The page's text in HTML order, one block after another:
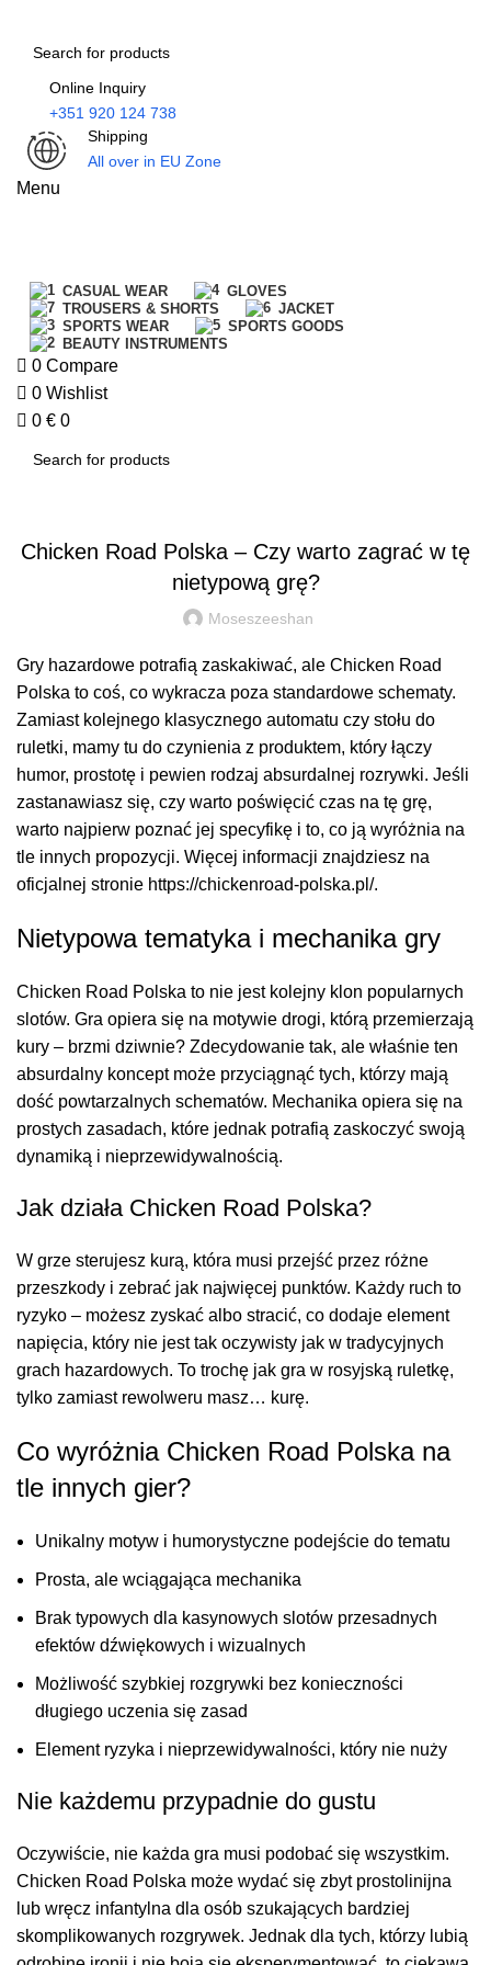
Online Inquiry
+351 920 124 738
Shipping
All over in EU Zone
Menu
CASUAL WEAR
GLOVES
TROUSERS & SHORTS
JACKET
SPORTS WEAR
SPORTS GOODS
BEAUTY INSTRUMENTS
0 Compare
0 Wishlist
0 € 0
Chicken Road Polska – Czy warto zagrać w tę
nietypową grę?
Moseszeeshan
Gry hazardowe potrafią zaskakiwać, ale Chicken Road
Polska to coś, co wykracza poza standardowe schematy.
Zamiast kolejnego klasycznego automatu czy stołu do
ruletki, mamy tu do czynienia z produktem, który łączy
humor, prostotę i pewien rodzaj absurdalnej rozrywki. Jeśli
zastanawiasz się, czy warto poświęcić czas na tę grę,
warto najpierw poznać jej specyfikę i to, co ją wyróżnia na
tle innych propozycji. Więcej informacji znajdziesz na
oficjalnej stronie https://chickenroad-polska.pl/.
Nietypowa tematyka i mechanika gry
Chicken Road Polska to nie jest kolejny klon popularnych
slotów. Gra opiera się na motywie drogi, którą przemierzają
kury – brzmi dziwnie? Zdecydowanie tak, ale właśnie ten
absurdalny koncept może przyciągnąć tych, którzy mają
dość powtarzalnych schematów. Mechanika opiera się na
prostych zasadach, które jednak potrafią zaskoczyć swoją
dynamiką i nieprzewidywalnością.
Jak działa Chicken Road Polska?
W grze sterujesz kurą, która musi przejść przez różne
przeszkody i zebrać jak najwięcej punktów. Każdy ruch to
ryzyko – możesz zyskać albo stracić, co dodaje element
napięcia, który nie jest tak oczywisty jak w tradycyjnych
grach hazardowych. To trochę jak gra w rosyjską ruletkę,
tylko zamiast rewolweru masz… kurę.
Co wyróżnia Chicken Road Polska na
tle innych gier?
Unikalny motyw i humorystyczne podejście do tematu
Prosta, ale wciągająca mechanika
Brak typowych dla kasynowych slotów przesadnych
efektów dźwiękowych i wizualnych
Możliwość szybkiej rozgrywki bez konieczności
długiego uczenia się zasad
Element ryzyka i nieprzewidywalności, który nie nuży
Nie każdemu przypadnie do gustu
Oczywiście, nie każda gra musi podobać się wszystkim.
Chicken Road Polska może wydać się zbyt prostolinijna
lub wręcz infantylna dla osób szukających bardziej
skomplikowanych rozgrywek. Jednak dla tych, którzy lubią